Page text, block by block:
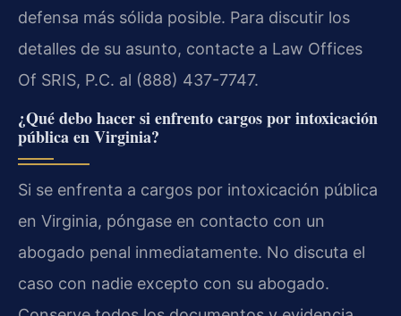
defensa más sólida posible. Para discutir los
detalles de su asunto, contacte a Law Offices
Of SRIS, P.C. al (888) 437-7747.
¿Qué debo hacer si enfrento cargos por intoxicación
pública en Virginia?
Si se enfrenta a cargos por intoxicación pública
en Virginia, póngase en contacto con un
abogado penal inmediatamente. No discuta el
caso con nadie excepto con su abogado.